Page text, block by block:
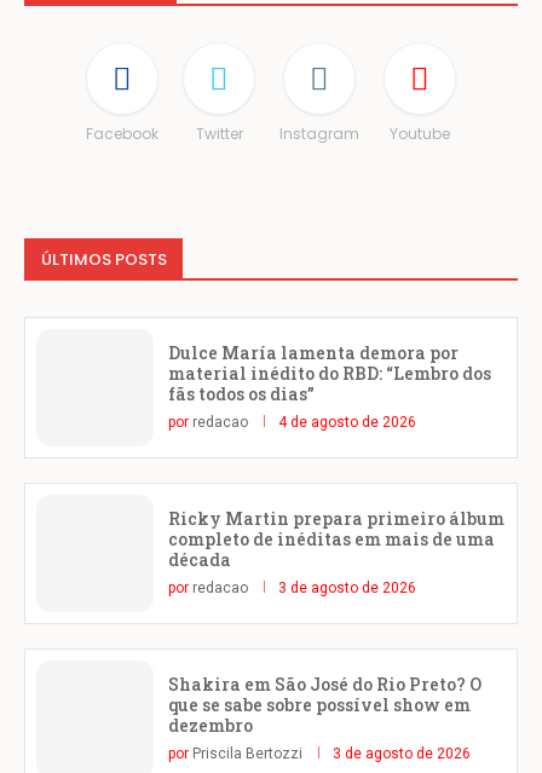
Facebook Twitter Instagram Youtube
ÚLTIMOS POSTS
Dulce María lamenta demora por
material inédito do RBD: “Lembro dos
fãs todos os dias”
por redacao 4 de agosto de 2026
Ricky Martin prepara primeiro álbum
completo de inéditas em mais de uma
década
por redacao 3 de agosto de 2026
Shakira em São José do Rio Preto? O
que se sabe sobre possível show em
dezembro
por Priscila Bertozzi 3 de agosto de 2026